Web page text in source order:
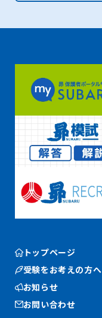
トップページ
受験をお考えの方へ
お知らせ
お問い合わせ